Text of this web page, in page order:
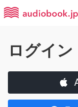
ログイン